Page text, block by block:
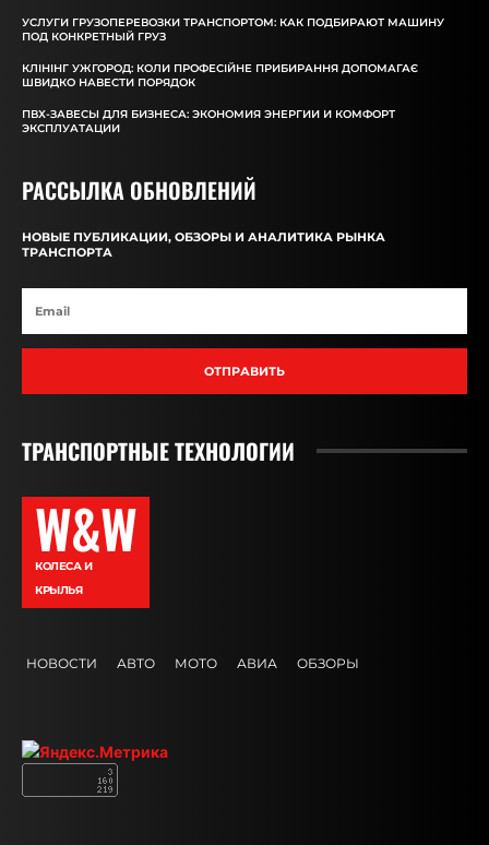
УСЛУГИ ГРУЗОПЕРЕВОЗКИ ТРАНСПОРТОМ: КАК ПОДБИРАЮТ МАШИНУ
ПОД КОНКРЕТНЫЙ ГРУЗ
КЛІНІНГ УЖГОРОД: КОЛИ ПРОФЕСІЙНЕ ПРИБИРАННЯ ДОПОМАГАЄ
ШВИДКО НАВЕСТИ ПОРЯДОК
ПВХ-ЗАВЕСЫ ДЛЯ БИЗНЕСА: ЭКОНОМИЯ ЭНЕРГИИ И КОМФОРТ
ЭКСПЛУАТАЦИИ
РАССЫЛКА ОБНОВЛЕНИЙ
НОВЫЕ ПУБЛИКАЦИИ, ОБЗОРЫ И АНАЛИТИКА РЫНКА
ТРАНСПОРТА
ОТПРАВИТЬ
ТРАНСПОРТНЫЕ ТЕХНОЛОГИИ
W&W
КОЛЕСА И
КРЫЛЬЯ
НОВОСТИ АВТО МОТО АВИА ОБЗОРЫ